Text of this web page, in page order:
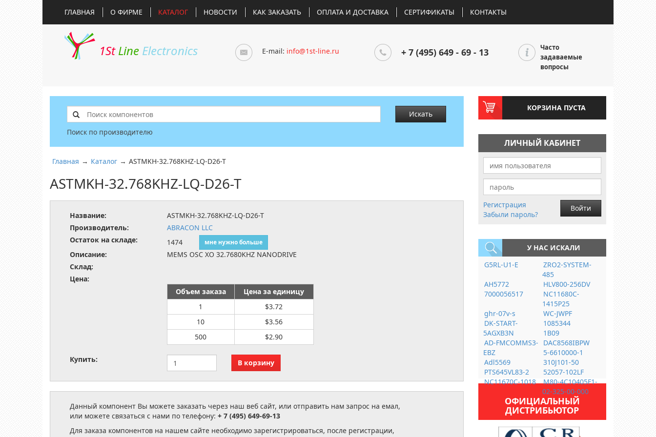
ГЛАВНАЯ О ФИРМЕ КАТАЛОГ НОВОСТИ КАК ЗАКАЗАТЬ ОПЛАТА И ДОСТАВКА СЕРТИФИКАТЫ КОНТАКТЫ
1St Line Electronics E-mail: info@1st-line.ru + 7 (495) 649 - 69 - 13
Часто
задаваемые
вопросы
Искать
Поиск по производителю
Главная → Каталог → ASTMKH-32.768KHZ-LQ-D26-T
ASTMKH-32.768KHZ-LQ-D26-T
Название:
ASTMKH-32.768KHZ-LQ-D26-T
Производитель:
ABRACON LLC
Остаток на складе:
1474 мне нужно больше
Описание:
MEMS OSC XO 32.7680KHZ NANODRIVE
Склад:
Цена:
Объем заказа
Цена за единицу
1
$3.72
10
$3.56
500
$2.90
Купить:
Данный компонент Вы можете заказать через наш веб сайт, или отправить нам запрос на емал,
или можете связаться с нами по телефону: + 7 (495) 649-69-13
Для заказа компонентов на нашем сайте необходимо зарегистрироваться, после регистрации,
КОРЗИНА ПУСТА
ЛИЧНЫЙ КАБИНЕТ
Регистрация
Забыли пароль?
Войти
У НАС ИСКАЛИ
G5RL-U1-E
ZRO2-SYSTEM-
485
AH5772
HLV800-256DV
7000056517
NC11680C-
1415P25
ghr-07v-s
WC-JWPF
DK-START-
5AGXB3N
1085344
1B09
AD-FMCOMMS3-
EBZ
DAC8568IBPW
5-6610000-1
Adl5569
310J101-50
PTS645VL83-2
52057-102LF
NC11670C-1018
M80-4C10405F1-
02-325-00-000
ОФИЦИАЛЬНЫЙ
ДИСТРИБЬЮТОР